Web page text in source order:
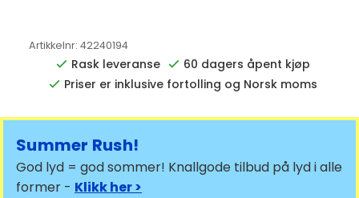
Artikkelnr: 42240194
Rask leveranse
60 dagers åpent kjøp
Priser er inklusive fortolling og Norsk moms
Summer Rush!
God lyd = god sommer! Knallgode tilbud på lyd i alle
former - Klikk her >